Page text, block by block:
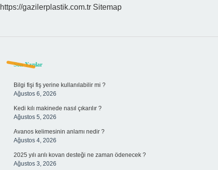
https://gazilerplastik.com.tr Sitemap
Sidebar
Son Yazılar
Bilgi fişi fiş yerine kullanılabilir mi ?
Ağustos 6, 2026
Kedi kılı makinede nasıl çıkarılır ?
Ağustos 5, 2026
Avanos kelimesinin anlamı nedir ?
Ağustos 4, 2026
2025 yılı arılı kovan desteği ne zaman ödenecek ?
Ağustos 3, 2026